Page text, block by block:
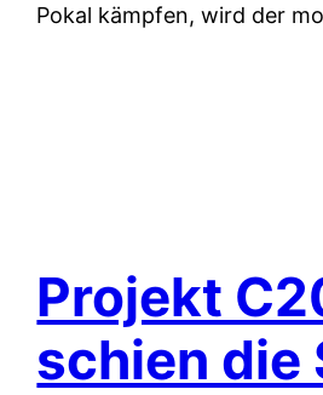
Pokal kämpfen, wird der
Projekt
schien die